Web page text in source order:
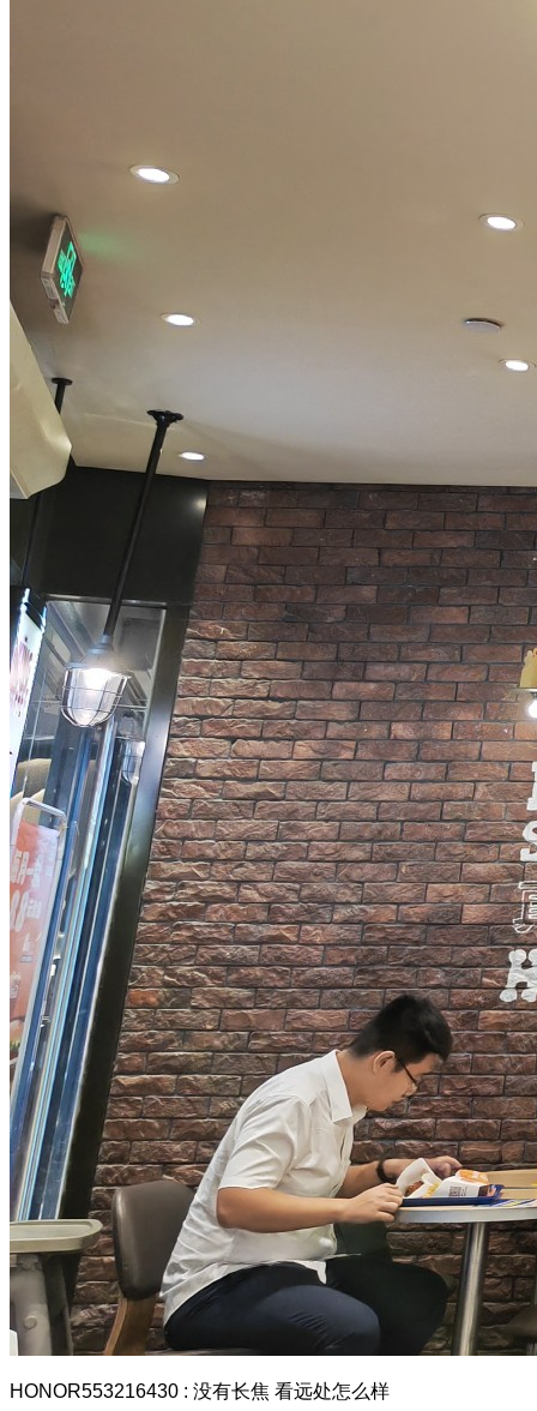
HONOR553216430 : 没有长焦 看远处怎么样